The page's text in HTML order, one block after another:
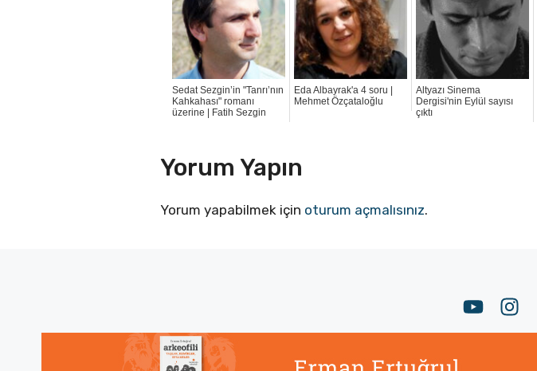
Sedat Sezgin’in "Tanrı’nın
Kahkahası" romanı
üzerine | Fatih Sezgin
Eda Albayrak'a 4 soru |
Mehmet Özçataloğlu
Altyazı Sinema
Dergisi'nin Eylül sayısı
çıktı
Yorum Yapın
Yorum yapabilmek için oturum açmalısınız.